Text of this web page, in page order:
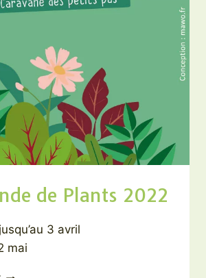
de Plants 2022
3 avril
mai
COMMANDE